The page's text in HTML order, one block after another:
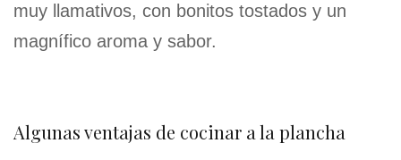
muy llamativos, con bonitos tostados y un
magnífico aroma y sabor.
Algunas ventajas de cocinar a la plancha